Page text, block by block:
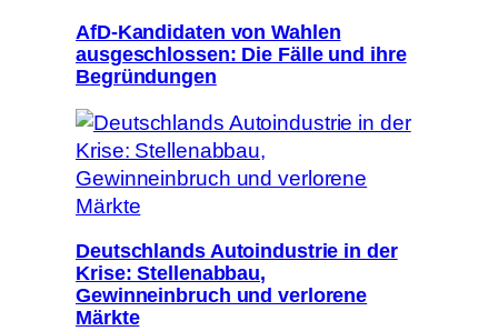
AfD-Kandidaten von Wahlen
ausgeschlossen: Die Fälle und ihre
Begründungen
Deutschlands Autoindustrie in der
Krise: Stellenabbau,
Gewinneinbruch und verlorene
Märkte